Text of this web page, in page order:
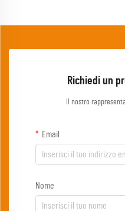
Richiedi un
Il nostro
Email
Nome